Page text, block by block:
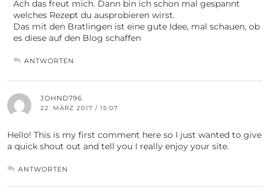
Ach das freut mich. Dann bin ich schon mal gespannt
welches Rezept du ausprobieren wirst.
Das mit den Bratlingen ist eine gute Idee, mal schauen, ob
es diese auf den Blog schaffen
ANTWORTEN
JOHND796
22. MÄRZ 2017 / 15:07
Hello! This is my first comment here so I just wanted to give
a quick shout out and tell you I really enjoy your site.
ANTWORTEN